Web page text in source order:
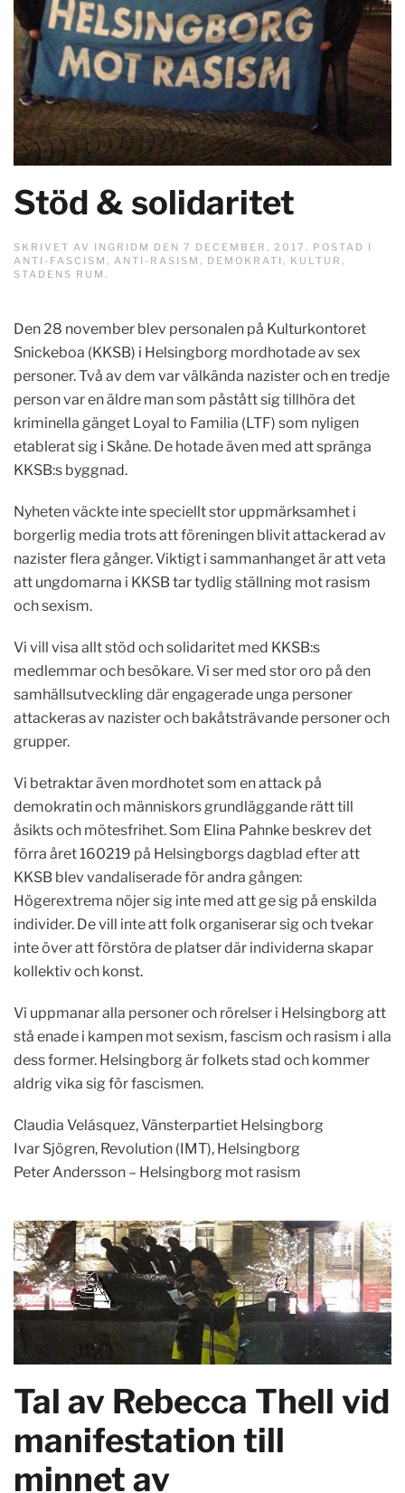
Stöd & solidaritet
SKRIVET AV INGRIDM DEN 7 DECEMBER, 2017 . POSTAD I
ANTI-FASCISM , ANTI-RASISM , DEMOKRATI , KULTUR ,
STADENS RUM .
Den 28 november blev personalen på Kulturkontoret
Snickeboa (KKSB) i Helsingborg mordhotade av sex
personer. Två av dem var välkända nazister och en tredje
person var en äldre man som påstått sig tillhöra det
kriminella gänget Loyal to Familia (LTF) som nyligen
etablerat sig i Skåne. De hotade även med att spränga
KKSB:s byggnad.
Nyheten väckte inte speciellt stor uppmärksamhet i
borgerlig media trots att föreningen blivit attackerad av
nazister flera gånger. Viktigt i sammanhanget är att veta
att ungdomarna i KKSB tar tydlig ställning mot rasism
och sexism.
Vi vill visa allt stöd och solidaritet med KKSB:s
medlemmar och besökare. Vi ser med stor oro på den
samhällsutveckling där engagerade unga personer
attackeras av nazister och bakåtsträvande personer och
grupper.
Vi betraktar även mordhotet som en attack på
demokratin och människors grundläggande rätt till
åsikts och mötesfrihet. Som Elina Pahnke beskrev det
förra året 160219 på Helsingborgs dagblad efter att
KKSB blev vandaliserade för andra gången:
Högerextrema nöjer sig inte med att ge sig på enskilda
individer. De vill inte att folk organiserar sig och tvekar
inte över att förstöra de platser där individerna skapar
kollektiv och konst.
Vi uppmanar alla personer och rörelser i Helsingborg att
stå enade i kampen mot sexism, fascism och rasism i alla
dess former. Helsingborg är folkets stad och kommer
aldrig vika sig för fascismen.
Claudia Velásquez, Vänsterpartiet Helsingborg
Ivar Sjögren, Revolution (IMT), Helsingborg
Peter Andersson – Helsingborg mot rasism
Tal av Rebecca Thell vid
manifestation till
minnet av